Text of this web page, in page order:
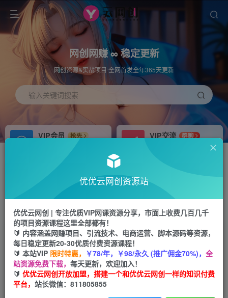
网创网赚 ∞ 稳定更新
网创资源&实战项目 全网首发全年365天更新
输入关键词搜索
VIP会员
抢先
免费下载全站资源
VIP交流
群聊
研究探讨更多创业项目路子。
站长V：hu91275
推荐
首页 中创网 正文
（5444期）动态背景表情包取图小程序，1万播放
量收益10~15元，一条大热门赚几千上万
优优云网创
2年前发布
关注 私信
优优云网创资源站
优优云网创 | 专注优质VIP网课资源分享，市面上收费几百几千
的项目资源课程这里全部都有！
🔰 内容涵盖网赚项目、引流技术、电商运营、脚本源码等资源，
每日稳定更新20-30优质付费资源课程！
🔰 本站VIP 限时特惠， ￥78/年，￥98/永久 (推广佣金70%)， 全
站资源免费下载， 每天更新，欢迎加入！
🔰 优优云网创开放加盟，搭建一个和优优云网创一样的知识付费
平台， 站长微信：811805855